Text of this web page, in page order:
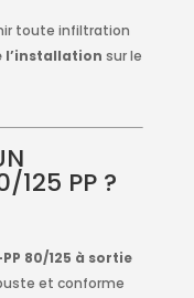
toute infiltration
l’installation sur le
125 PP ?
80/125 à sortie
et conforme